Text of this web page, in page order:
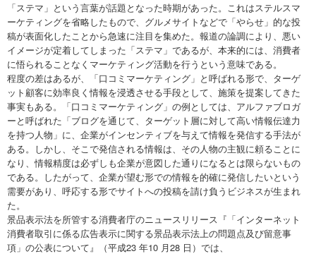
「ステマ」という言葉が話題となった時期があった。これはステルスマ
ーケティングを省略したもので、グルメサイトなどで「やらせ」的な投
稿が表面化したことから急速に注目を集めた。報道の論調により、悪い
イメージが定着してしまった「ステマ」であるが、本来的には、消費者
に悟られることなくマーケティング活動を行うという意味である。
程度の差はあるが、「口コミマーケティング」と呼ばれる形で、ターゲ
ット顧客に効率良く情報を浸透させる手段として、施策を提案してきた
事実もある。「口コミマーケティング」の例としては、アルファブロガ
ーと呼ばれた「ブログを通じて、ターゲット層に対して高い情報伝達力
を持つ人物」に、企業がインセンティブを与えて情報を発信する手法が
ある。しかし、そこで発信される情報は、その人物の主観に頼ることに
なり、情報精度は必ずしも企業が意図した通りになるとは限らないもの
である。したがって、企業が望む形での情報を的確に発信したいという
需要があり、呼応する形でサイトへの投稿を請け負うビジネスが生まれ
た。
景品表示法を所管する消費者庁のニュースリリース『「インターネット
消費者取引に係る広告表示に関する景品表示法上の問題点及び留意事
項」の公表について』（平成23 年10 月28 日）では、